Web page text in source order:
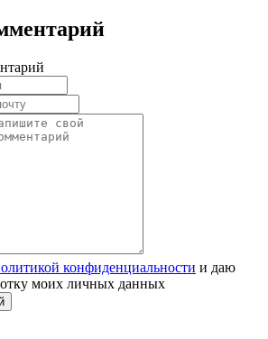
конфиденциальности и даю
моих личных данных